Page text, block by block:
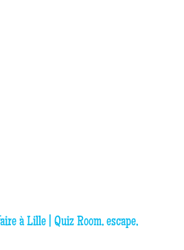
à Lille | Quiz Room, escape,